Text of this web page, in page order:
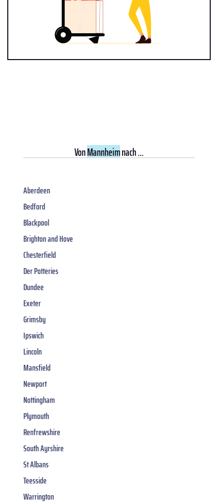
VonMannheimnach ...
Aberdeen
Bedford
Blackpool
Brighton and Hove
Chesterfield
Der Potteries
Dundee
Exeter
Grimsby
Ipswich
Lincoln
Mansfield
Newport
Nottingham
Plymouth
Renfrewshire
South Ayrshire
St Albans
Teesside
Warrington